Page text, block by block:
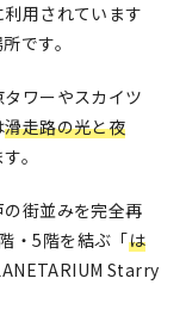
用されています
です。
ワーやスカイツ
滑走路の光と夜
。
街並みを完全再
・5階を結ぶ「は
Starry